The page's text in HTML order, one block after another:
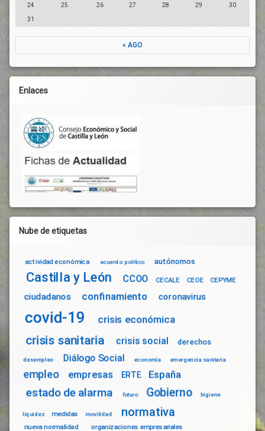
24 25 26 27 28 29 30
31
« AGO
Enlaces
Nube de etiquetas
actividad económica acuerdo político autónomos
Castilla y León CCOO CECALE CEOE CEPYME
ciudadanos confinamiento coronavirus
covid-19 crisis económica
crisis sanitaria crisis social derechos
desempleo Diálogo Social economía emergencia sanitaria
empleo empresas ERTE España
estado de alarma futuro Gobierno higiene
liquidez medidas movilidad normativa
nueva normalidad organizaciones empresariales